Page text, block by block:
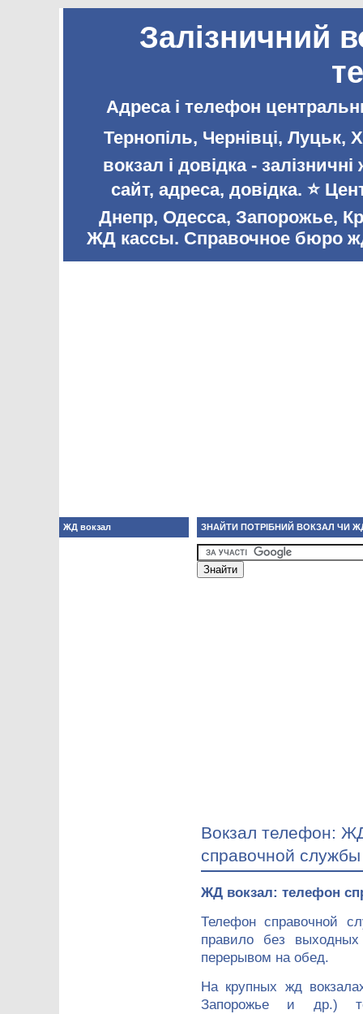
Залізничний
Адреса і телефон
Тернопіль, Чернівці,
вокзал і довідка -
сайт, адреса, довідка. ⭐️
Днепр, Одесса, Запорожье,
ЖД кассы. Справочное бюро
ЗНАЙТИ ПОТРІБНИЙ ВОКЗАЛ ЧИ
Вокзал телефон:
справочной службы
ЖД вокзал: телефон
Телефон справочной
правило без
перерывом на обед.
На крупных жд
Запорожье и др.)
ЖД вокзал